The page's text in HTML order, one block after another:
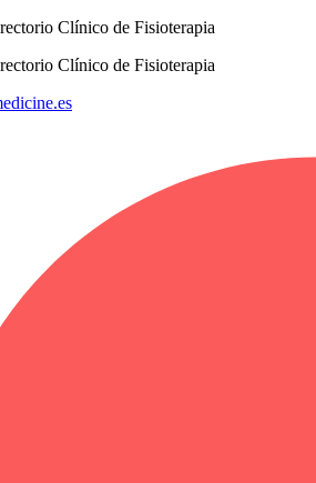
Clínico de Fisioterapia
Clínico de Fisioterapia